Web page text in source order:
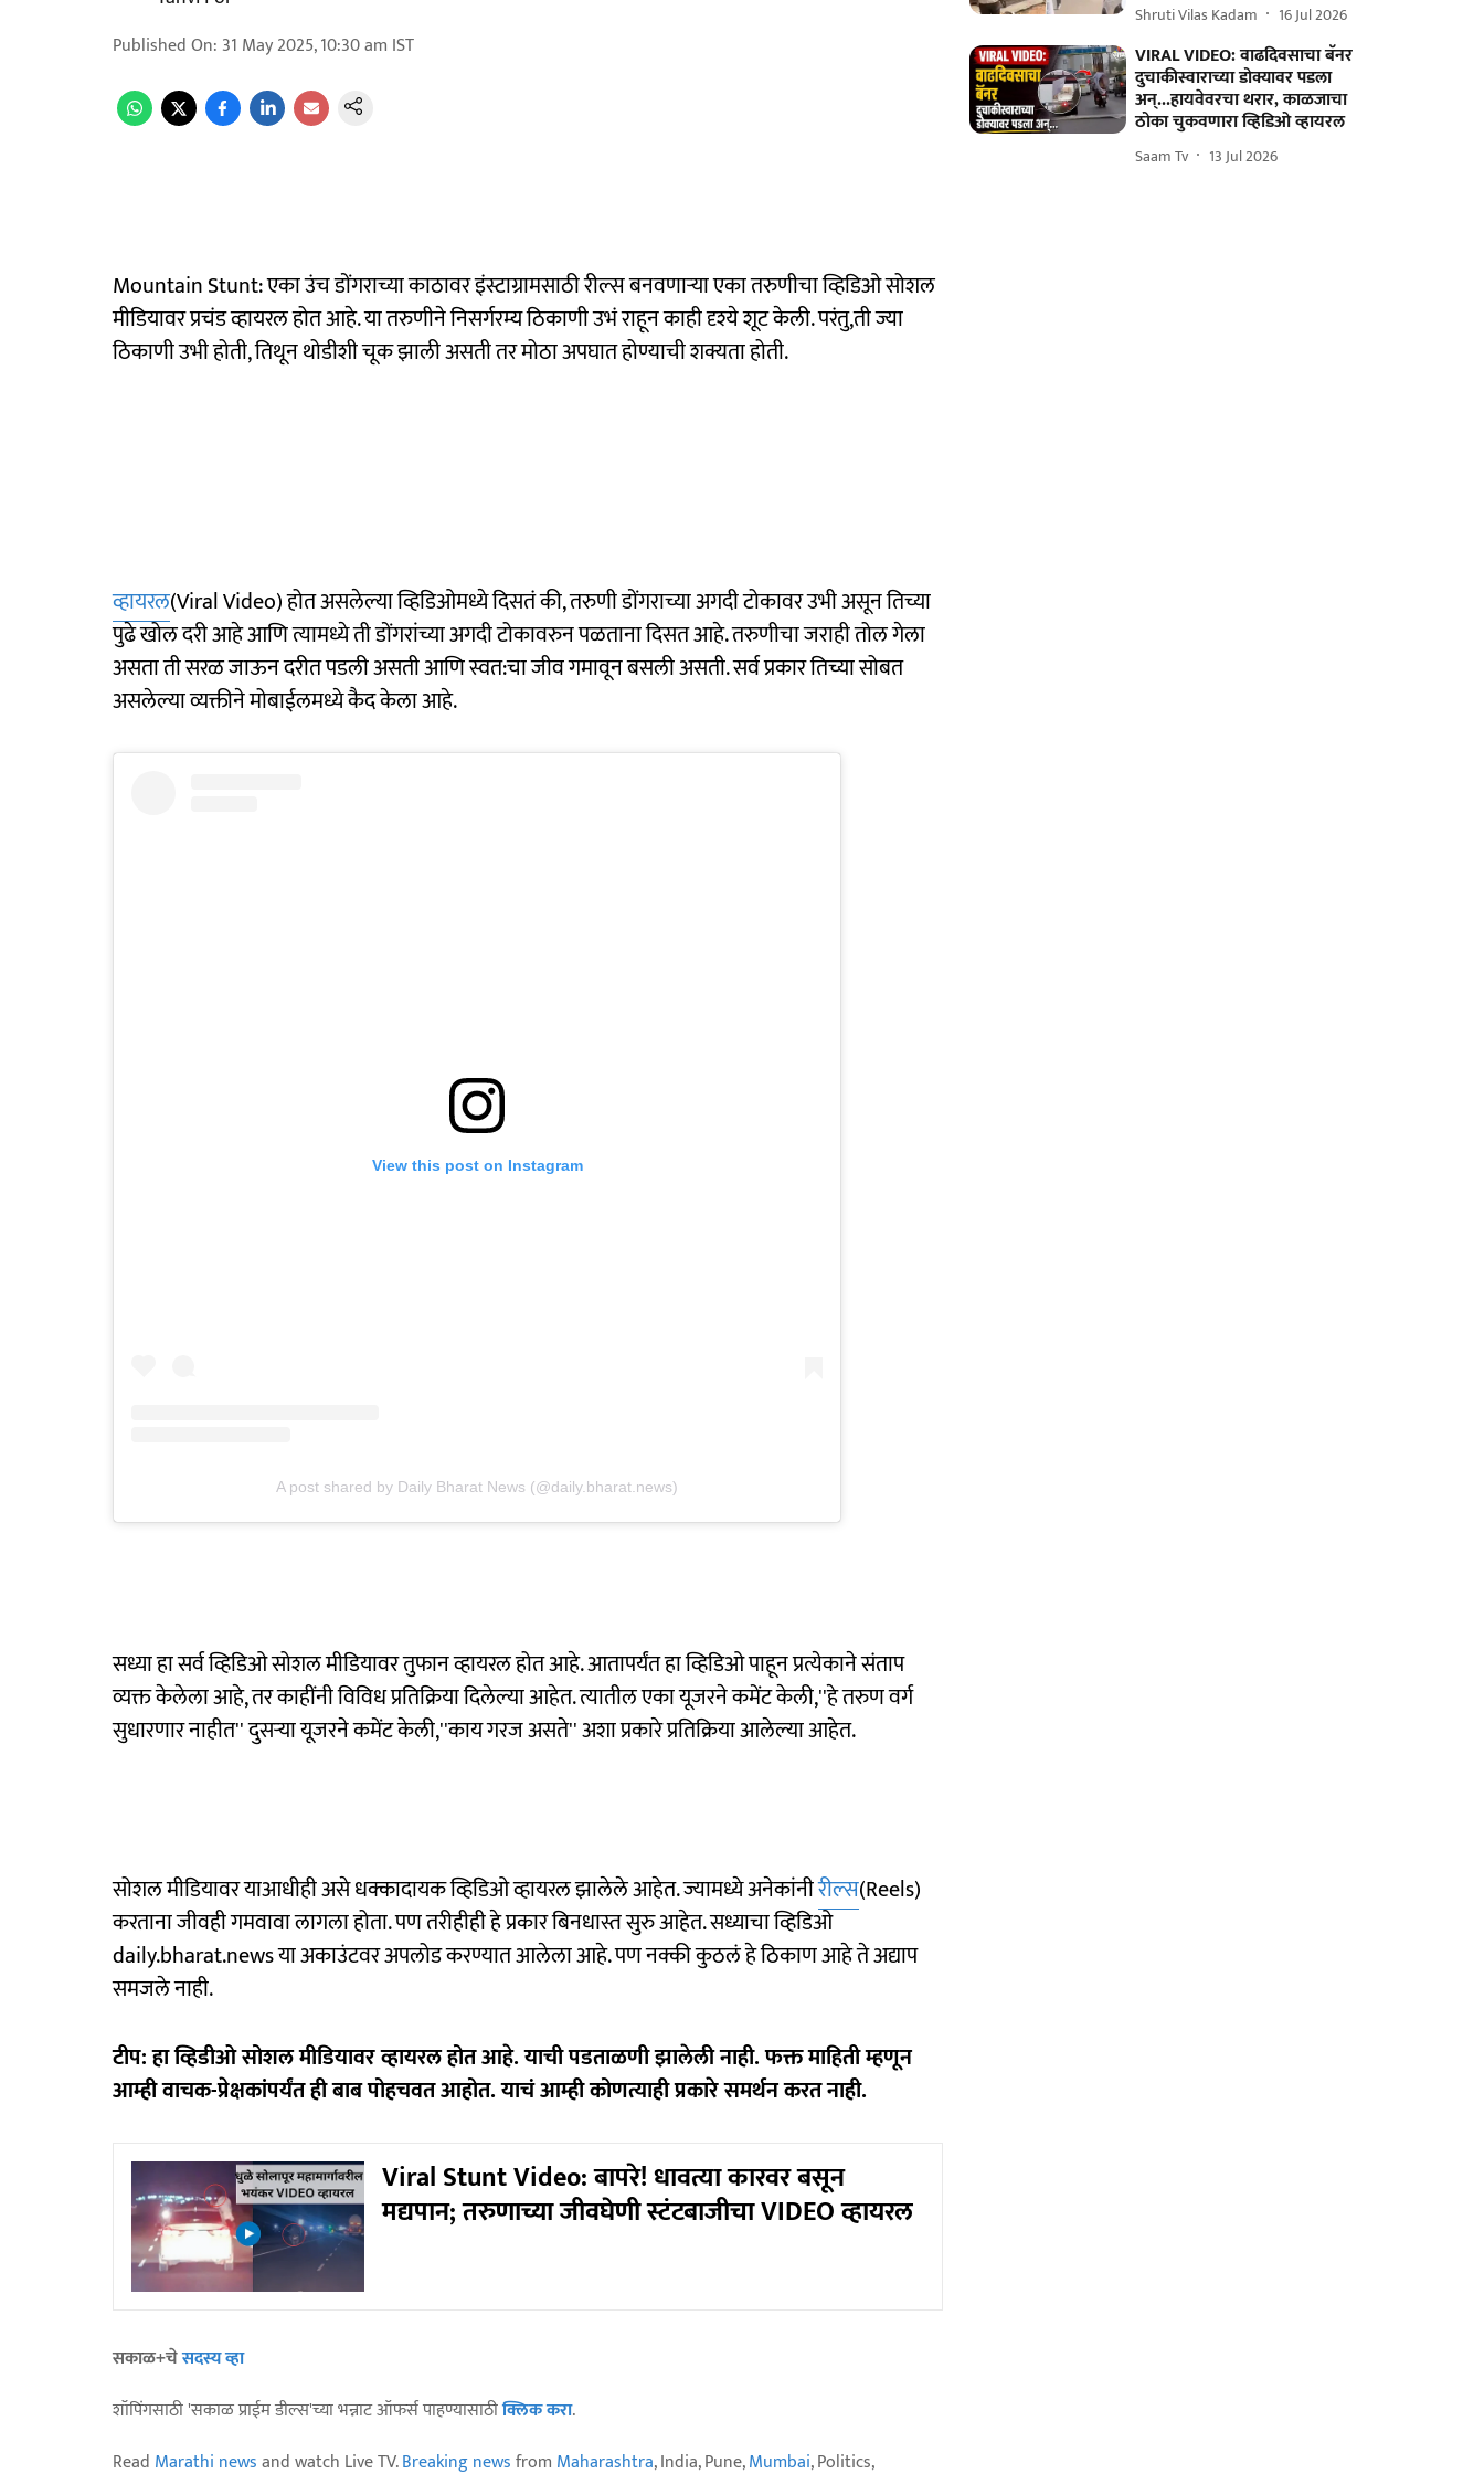
Published On: 31 May 2025, 10:30 am IST
Mountain Stunt: एका उंच डोंगराच्या काठावर इंस्टाग्रामसाठी रील्स बनवणाऱ्या एका तरुणीचा व्हिडिओ सोशल
मीडियावर प्रचंड व्हायरल होत आहे. या तरुणीने निसर्गरम्य ठिकाणी उभं राहून काही दृश्ये शूट केली. परंतु,ती ज्या
ठिकाणी उभी होती, तिथून थोडीशी चूक झाली असती तर मोठा अपघात होण्याची शक्यता होती.
व्हायरल(Viral Video) होत असलेल्या व्हिडिओमध्ये दिसतं की, तरुणी डोंगराच्या अगदी टोकावर उभी असून तिच्या
पुढे खोल दरी आहे आणि त्यामध्ये ती डोंगरांच्या अगदी टोकावरुन पळताना दिसत आहे. तरुणीचा जराही तोल गेला
असता ती सरळ जाऊन दरीत पडली असती आणि स्वत:चा जीव गमावून बसली असती. सर्व प्रकार तिच्या सोबत
असलेल्या व्यक्तीने मोबाईलमध्ये कैद केला आहे.
View this post on Instagram
A post shared by Daily Bharat News (@daily.bharat.news)
सध्या हा सर्व व्हिडिओ सोशल मीडियावर तुफान व्हायरल होत आहे. आतापर्यंत हा व्हिडिओ पाहून प्रत्येकाने संताप
व्यक्त केलेला आहे, तर काहींनी विविध प्रतिक्रिया दिलेल्या आहेत. त्यातील एका यूजरने कमेंट केली,''हे तरुण वर्ग
सुधारणार नाहीत'' दुसऱ्या यूजरने कमेंट केली,''काय गरज असते'' अशा प्रकारे प्रतिक्रिया आलेल्या आहेत.
सोशल मीडियावर याआधीही असे धक्कादायक व्हिडिओ व्हायरल झालेले आहेत. ज्यामध्ये अनेकांनीरील्स(Reels)
करताना जीवही गमवावा लागला होता. पण तरीहीही हे प्रकार बिनधास्त सुरु आहेत. सध्याचा व्हिडिओ
daily.bharat.news या अकाउंटवर अपलोड करण्यात आलेला आहे. पण नक्की कुठलं हे ठिकाण आहे ते अद्याप
समजले नाही.
टीप: हा व्हिडीओ सोशल मीडियावर व्हायरल होत आहे. याची पडताळणी झालेली नाही. फक्त माहिती म्हणून
आम्ही वाचक-प्रेक्षकांपर्यंत ही बाब पोहचवत आहोत. याचं आम्ही कोणत्याही प्रकारे समर्थन करत नाही.
Viral Stunt Video: बापरे! धावत्या कारवर बसून
मद्यपान; तरुणाच्या जीवघेणी स्टंटबाजीचा VIDEO व्हायरल
सकाळ+चेसदस्य व्हा
शॉपिंगसाठी 'सकाळ प्राईम डील्स'च्या भन्नाट ऑफर्स पाहण्यासाठीक्लिक करा.
Read Marathi newsand watch Live TV.Breaking newsfrom Maharashtra, India, Pune,Mumbai, Politics,
Shruti Vilas Kadam 16 Jul 2026
VIRAL VIDEO: वाढदिवसाचा बॅनर
दुचाकीस्वाराच्या डोक्यावर पडला
अन्...हायवेवरचा थरार, काळजाचा
ठोका चुकवणारा व्हिडिओ व्हायरल
Saam Tv 13 Jul 2026